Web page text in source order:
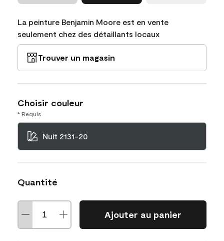
La peinture Benjamin Moore est en vente
seulement chez des détaillants locaux
Trouver un magasin
Choisir couleur
* Requis
Nuit 2131-20
Quantité
Ajouter au panier